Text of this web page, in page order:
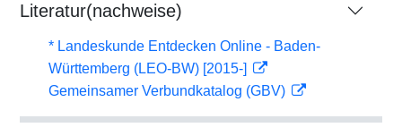
Literatur(nachweise)
* Landeskunde Entdecken Online - Baden-
Württemberg (LEO-BW) [2015-]
Gemeinsamer Verbundkatalog (GBV)